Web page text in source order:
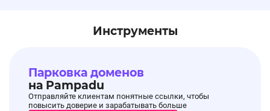
Инструменты
Парковка доменов
на Pampadu
Отправляйте клиентам понятные ссылки, чтобы
повысить доверие и зарабатывать больше